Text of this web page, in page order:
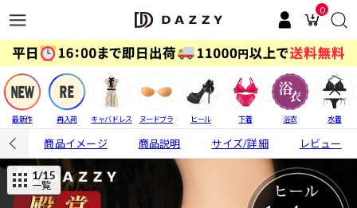
0
最新作 再入荷 キャバドレス ヌードブラ ヒール 下着 浴衣 水着
商品イメージ 商品説明 サイズ/詳細 レビュー
1/15
一覧